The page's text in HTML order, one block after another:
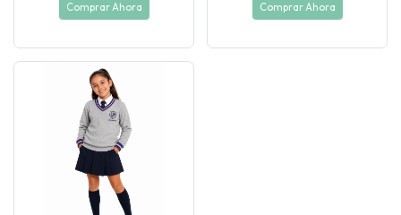
Comprar Ahora Comprar Ahora